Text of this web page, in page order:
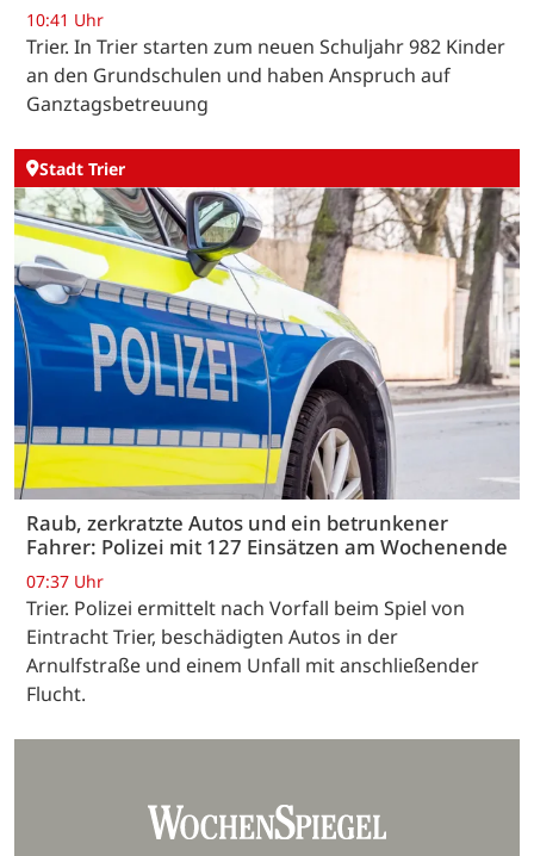
10:41 Uhr
Trier. In Trier starten zum neuen Schuljahr 982 Kinder
an den Grundschulen und haben Anspruch auf
Ganztagsbetreuung
Stadt Trier
Raub, zerkratzte Autos und ein betrunkener
Fahrer: Polizei mit 127 Einsätzen am Wochenende
07:37 Uhr
Trier. Polizei ermittelt nach Vorfall beim Spiel von
Eintracht Trier, beschädigten Autos in der
Arnulfstraße und einem Unfall mit anschließender
Flucht.